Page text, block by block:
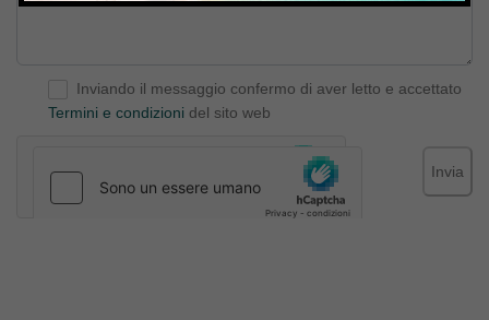
Inviando il messaggio confermo di aver letto e accettato
Termini e condizioni del sito web
Invia